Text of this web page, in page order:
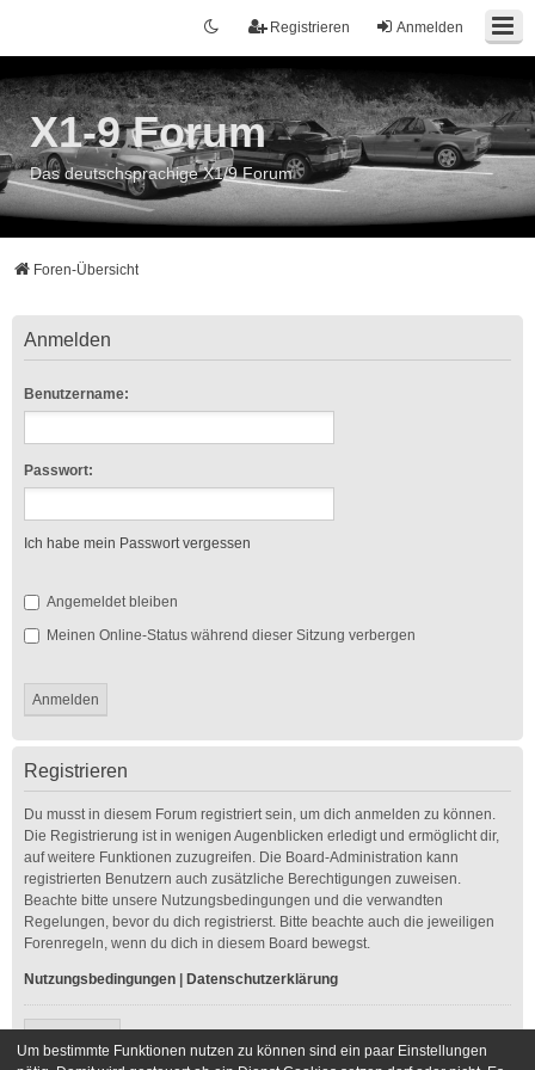
Anmelden
Registrieren
X1-9 Forum
Das deutschsprachige X1/9 Forum
Foren-Übersicht
Anmelden
Benutzername:
Passwort:
Ich habe mein Passwort vergessen
Angemeldet bleiben
Meinen Online-Status während dieser Sitzung verbergen
Registrieren
Du musst in diesem Forum registriert sein, um dich anmelden zu können.
Die Registrierung ist in wenigen Augenblicken erledigt und ermöglicht dir,
auf weitere Funktionen zuzugreifen. Die Board-Administration kann
registrierten Benutzern auch zusätzliche Berechtigungen zuweisen.
Beachte bitte unsere Nutzungsbedingungen und die verwandten
Regelungen, bevor du dich registrierst. Bitte beachte auch die jeweiligen
Forenregeln, wenn du dich in diesem Board bewegst.
Nutzungsbedingungen Datenschutzerklärung
Um bestimmte Funktionen nutzen zu können sind ein paar Einstellungen